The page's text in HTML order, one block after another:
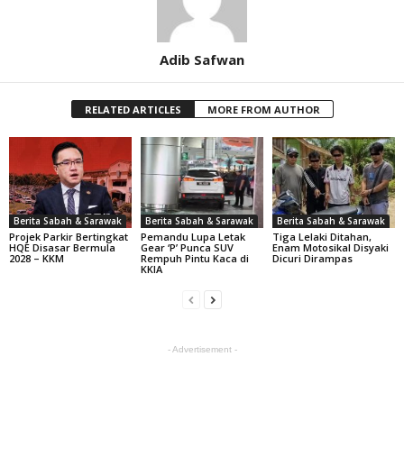
Adib Safwan
RELATED ARTICLES MORE FROM AUTHOR
Berita Sabah & Sarawak
Projek Parkir Bertingkat
HQE Disasar Bermula
2028 – KKM
Berita Sabah & Sarawak
Pemandu Lupa Letak
Gear ‘P’ Punca SUV
Rempuh Pintu Kaca di
KKIA
Berita Sabah & Sarawak
Tiga Lelaki Ditahan,
Enam Motosikal Disyaki
Dicuri Dirampas
- Advertisement -